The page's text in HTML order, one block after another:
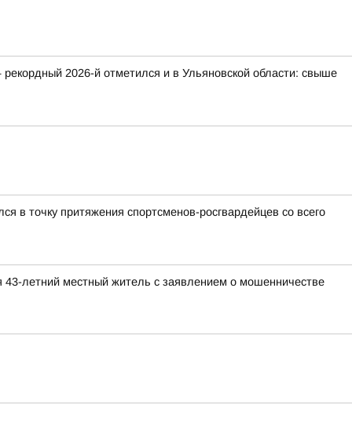
2026-й отметился и в Ульяновской области: свыше
в точку притяжения спортсменов-росгвардейцев со всего
летний местный житель с заявлением о мошенничестве